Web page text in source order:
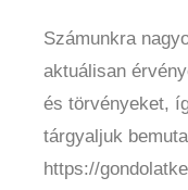
Számunkra
aktuálisan
és törvényeket,
tárgyaljuk
https://